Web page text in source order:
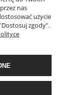
Ruda Śląska | E-mail:
| TGS Przemysław
nas
użycie
zgody".